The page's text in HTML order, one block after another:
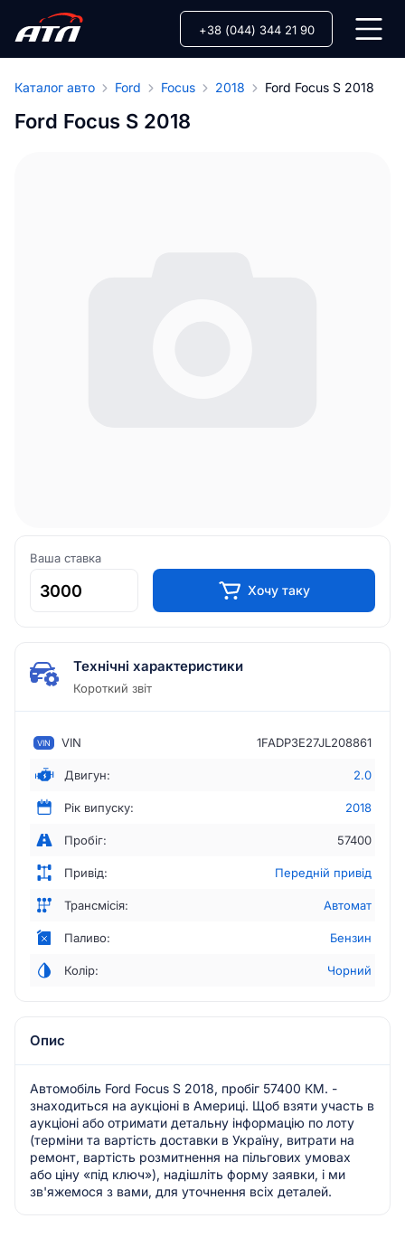
+38 (044) 344 21 90
Каталог авто Ford Focus 2018 Ford Focus S 2018
Ford Focus S 2018
Ваша ставка
Хочу таку
Технічні характеристики
Короткий звіт
VIN VIN 1FADP3E27JL208861
Двигун: 2.0
Рік випуску: 2018
Пробіг: 57400
Привід: Передній привід
Трансмісія: Автомат
Паливо: Бензин
Колір: Чорний
Опис
Автомобіль Ford Focus S 2018, пробіг 57400 КМ. -
знаходиться на аукціоні в Америці. Щоб взяти участь в
аукціоні або отримати детальну інформацію по лоту
(терміни та вартість доставки в Україну, витрати на
ремонт, вартість розмитнення на пільгових умовах
або ціну «під ключ»), надішліть форму заявки, і ми
зв'яжемося з вами, для уточнення всіх деталей.